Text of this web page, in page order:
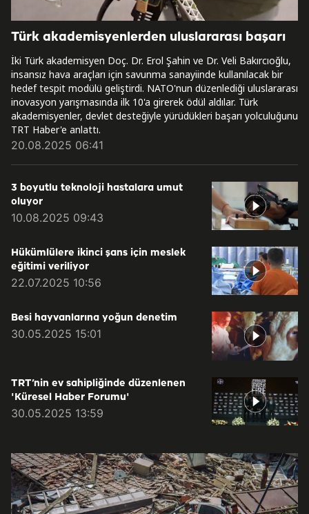
Türk akademisyenlerden uluslararası başarı
İki Türk akademisyen Doç. Dr. Erol Şahin ve Dr. Veli Bakırcıoğlu,
insansız hava araçları için savunma sanayiinde kullanılacak bir
hedef tespit modülü geliştirdi. NATO'nun düzenlediği uluslararası
inovasyon yarışmasında ilk 10'a girerek ödül aldılar. Türk
akademisyenler, devlet desteğiyle yürüdükleri başarı yolculuğunu
TRT Haber'e anlattı.
20.08.2025 06:41
3 boyutlu teknoloji hastalara umut
oluyor
10.08.2025 09:43
Hükümlülere ikinci şans için meslek
eğitimi veriliyor
22.07.2025 10:56
Besi hayvanlarına yoğun denetim
30.05.2025 15:01
TRT’nin ev sahipliğinde düzenlenen
'Küresel Haber Forumu'
30.05.2025 13:59